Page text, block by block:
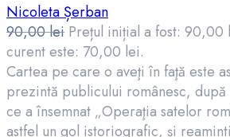
Nicoleta Șerban
90,00lei Prețul inițial a fost: 90,00
curent este: 70,00 lei.
Cartea pe care o aveţi în faţă este
prezintă publicului românesc,
ce a însemnat „Operaţia satelor
astfel un gol istoriografic, și